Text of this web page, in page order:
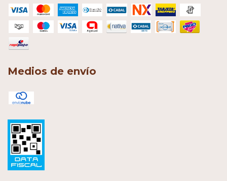
Medios de envío